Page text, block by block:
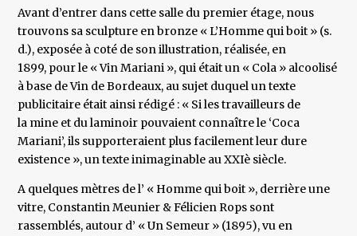
Avant d’entrer dans cette salle du premier étage, nous
trouvons sa sculpture en bronze « L’Homme qui boit » (s.
d.), exposée à coté de son illustration, réalisée, en
1899, pour le « Vin Mariani », qui était un « Cola » alcoolisé
à base de Vin de Bordeaux, au sujet duquel un texte
publicitaire était ainsi rédigé : « Si les travailleurs de
la mine et du laminoir pouvaient connaître le ‘Coca
Mariani’, ils supporteraient plus facilement leur dure
existence », un texte inimaginable au XXIè siècle.
A quelques mètres de l’ « Homme qui boit », derrière une
vitre, Constantin Meunier & Félicien Rops sont
rassemblés, autour d’ « Un Semeur » (1895), vu en